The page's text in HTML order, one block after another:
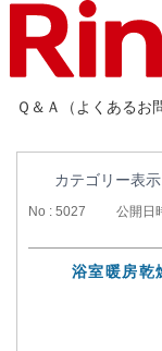
Ｑ＆Ａ（よくあるお
カテゴリー表示
No : 5027 公開日
浴室暖房